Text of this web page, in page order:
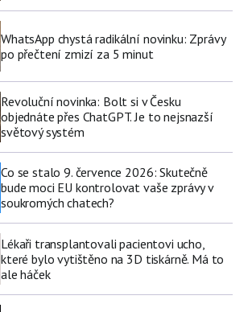
WhatsApp chystá radikální novinku: Zprávy
po přečtení zmizí za 5 minut
Revoluční novinka: Bolt si v Česku
objednáte přes ChatGPT. Je to nejsnazší
světový systém
Co se stalo 9. července 2026: Skutečně
bude moci EU kontrolovat vaše zprávy v
soukromých chatech?
Lékaři transplantovali pacientovi ucho,
které bylo vytištěno na 3D tiskárně. Má to
ale háček